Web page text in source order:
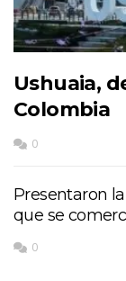
Ushuaia,
Colombia
0
Presentaron
que se
0